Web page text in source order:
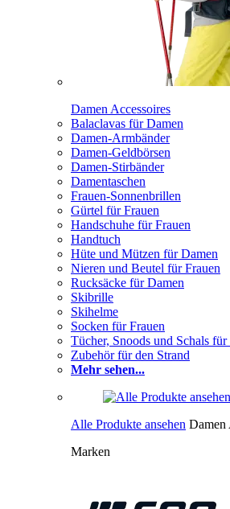
Damen Accessoires
Balaclavas für Damen
Damen-Armbänder
Damen-Geldbörsen
Damen-Stirbänder
Damentaschen
Frauen-Sonnenbrillen
Gürtel für Frauen
Handschuhe für Frauen
Handtuch
Hüte und Mützen für Damen
Nieren und Beutel für Frauen
Rucksäcke für Damen
Skibrille
Skihelme
Socken für Frauen
Tücher, Snoods und Schals für
Zubehör für den Strand
Mehr sehen...
Alle Produkte ansehen Damen
Marken